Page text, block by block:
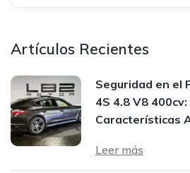
Artículos Recientes
Seguridad en el
4S 4.8 V8
Características
Leer más